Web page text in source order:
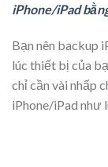
iPhone/iPad
Bạn nên backup
lúc thiết bị của
chỉ cần vài nhấp
iPhone/iPad như